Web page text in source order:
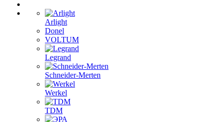
Arlight
Donel
VOLTUM
Legrand
Schneider-Merten
Werkel
TDM